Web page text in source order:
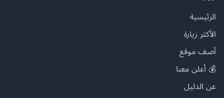
الرئيسية
الأكثر زيارة
أضف موقع
💰 أعلن معنا
عن الدليل